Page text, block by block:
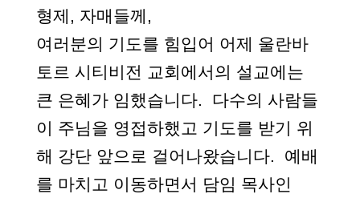
형제, 자매들께,
여러분의 기도를 힘입어 어제 울란바
토르 시티비전 교회에서의 설교에는
큰 은혜가 임했습니다. 다수의 사람들
이 주님을 영접하했고 기도를 받기 위
해 강단 앞으로 걸어나왔습니다. 예배
를 마치고 이동하면서 담임 목사인